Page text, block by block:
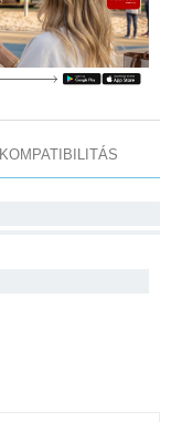
KOMPATIBILITÁS